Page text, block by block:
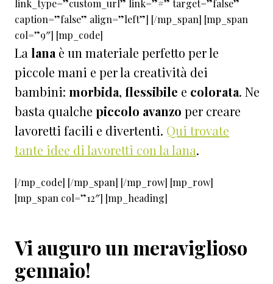
link_type=”custom_url” link=”#” target=”false”
caption=”false” align=”left”] [/mp_span] [mp_span
col=”9″] [mp_code]
La lana è un materiale perfetto per le
piccole mani e per la creatività dei
bambini: morbida, flessibile e colorata. Ne
basta qualche piccolo avanzo per creare
lavoretti facili e divertenti. Qui trovate
tante idee di lavoretti con la lana.
[/mp_code] [/mp_span] [/mp_row] [mp_row]
[mp_span col=”12″] [mp_heading]
Vi auguro un meraviglioso
gennaio!